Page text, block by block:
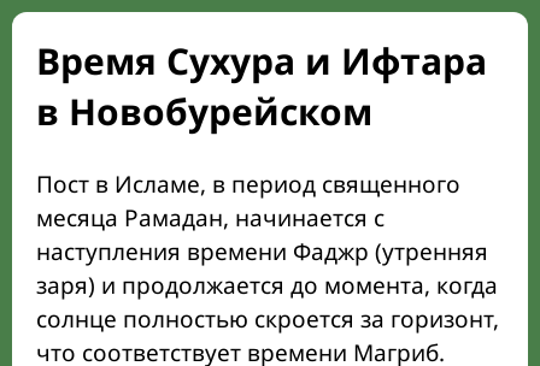
Время Сухура и Ифтара
в Новобурейском
Пост в Исламе, в период священного
месяца Рамадан, начинается с
наступления времени Фаджр (утренняя
заря) и продолжается до момента, когда
солнце полностью скроется за горизонт,
что соответствует времени Магриб.